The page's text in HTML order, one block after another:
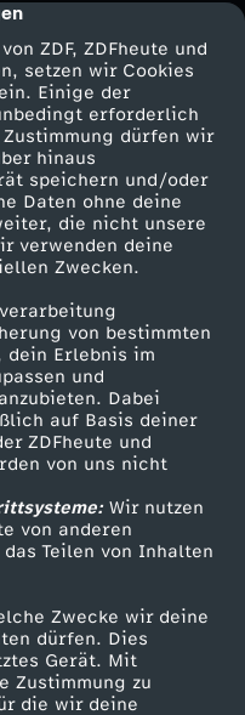
ZDF, ZDFheute und
setzen wir Cookies
Einige der
erforderlich
dürfen wir
hinaus
speichern und/oder
Daten ohne deine
die nicht unsere
verwenden deine
Zwecken.
von bestimmten
Erlebnis im
und
Dabei
auf Basis deiner
ZDFheute und
von uns nicht
Wir nutzen
von anderen
Teilen von Inhalten
Zwecke wir deine
dürfen. Dies
Gerät. Mit
Zustimmung zu
die wir deine
zum ZDF